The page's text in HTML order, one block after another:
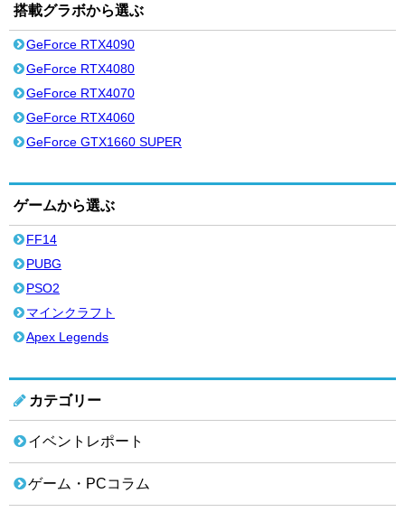
カテゴリー
イベントレポート
ゲーム・PCコラム
搭載グラボから選ぶ
GeForce RTX4090
GeForce RTX4080
GeForce RTX4070
GeForce RTX4060
GeForce GTX1660 SUPER
ゲームから選ぶ
FF14
PUBG
PSO2
マインクラフト
Apex Legends